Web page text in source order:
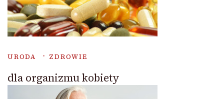
URODA ZDROWIE
dla organizmu kobiety